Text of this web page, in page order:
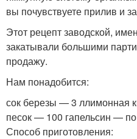
вы почувствуете прилив и
Этот рецепт заводской,
закатывали большими
продажу.
Нам понадобится:
сок березы — 3 ллимонная
песок — 100 гапельсин —
Способ приготовления: